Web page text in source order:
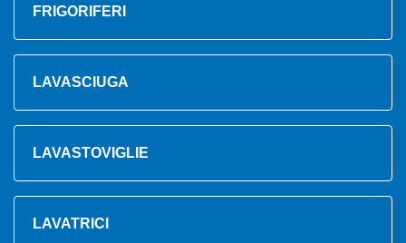
FRIGORIFERI
LAVASCIUGA
LAVASTOVIGLIE
LAVATRICI